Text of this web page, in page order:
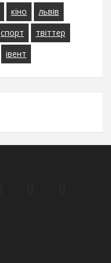
кіно
львів
спорт
твіттер
івент